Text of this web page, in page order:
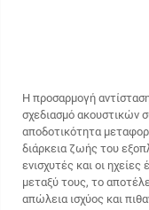
Η προσαρμογή
σχεδιασμό ακουστικών
αποδοτικότητα
διάρκεια ζωής του
ενισχυτές και οι ηχείες
μεταξύ τους, το
απώλεια ισχύος και